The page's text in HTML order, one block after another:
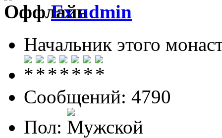
Ex admin
Начальник этого
Сообщений: 4790
Пол: